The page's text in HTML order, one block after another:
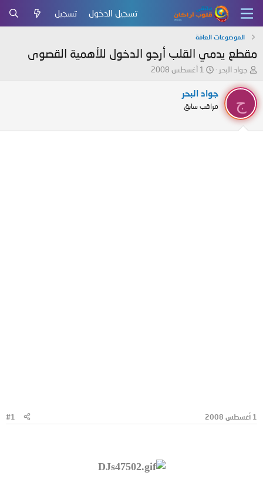
تسجيل الدخول تسجيل
الموضوعات العامّة
مقطع يدمي القلب أرجو الدخول للأهمية القصوى
ب
د
ئ
ل
م
جواد البحر
خ
ل
1 أغسطس 2008
ج
جواد البحر
مراقب سابق
1 أغسطس 2008 #1